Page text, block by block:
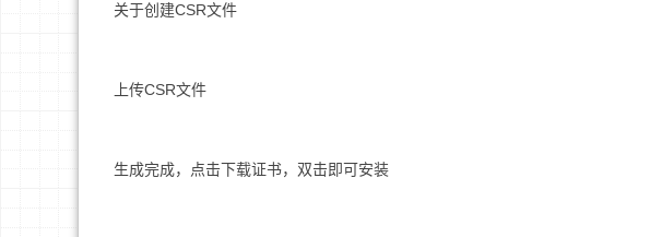
关于创建CSR文件
上传CSR文件
生成完成，点击下载证书，双击即可安装